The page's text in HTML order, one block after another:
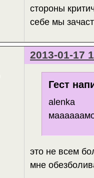
стороны
себе мы
2013-01-17
Гест
alenka
это не всем
мне